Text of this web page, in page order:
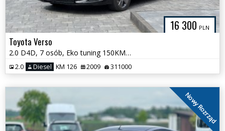
16 300 PLN
Toyota Verso
2.0 D4D, 7 osób, Eko tuning 150KM, Hak, Salon Polska
2.0 Diesel KM 126 2009 311000
Nowy Rozrząd